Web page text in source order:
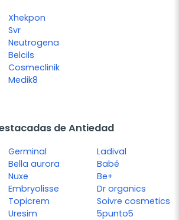
Xhekpon
Svr
Neutrogena
Belcils
Cosmeclinik
Medik8
de Antiedad
Germinal
Bella aurora
Nuxe
Embryolisse
Topicrem
Uresim
Ladival
Babé
Be+
Dr organics
Soivre cosmetics
5punto5